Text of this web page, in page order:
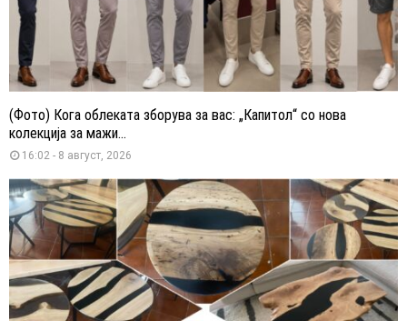
(Фото) Кога облеката зборува за вас: „Капитол“ со нова
колекција за мажи...
16:02 - 8 август, 2026